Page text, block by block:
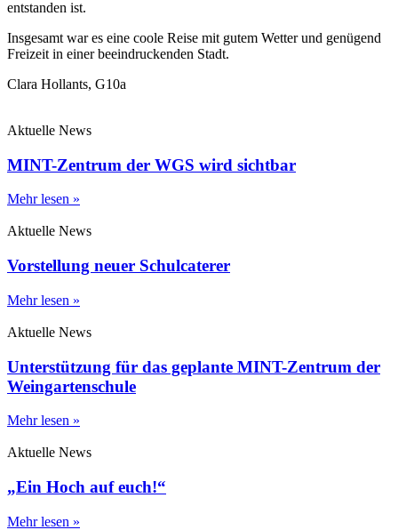
entstanden ist.
Insgesamt war es eine coole Reise mit gutem Wetter und genügend
Freizeit in einer beeindruckenden Stadt.
Clara Hollants, G10a
Aktuelle News
MINT-Zentrum der WGS wird sichtbar
Mehr lesen »
Aktuelle News
Vorstellung neuer Schulcaterer
Mehr lesen »
Aktuelle News
Unterstützung für das geplante MINT-Zentrum der
Weingartenschule
Mehr lesen »
Aktuelle News
„Ein Hoch auf euch!“
Mehr lesen »